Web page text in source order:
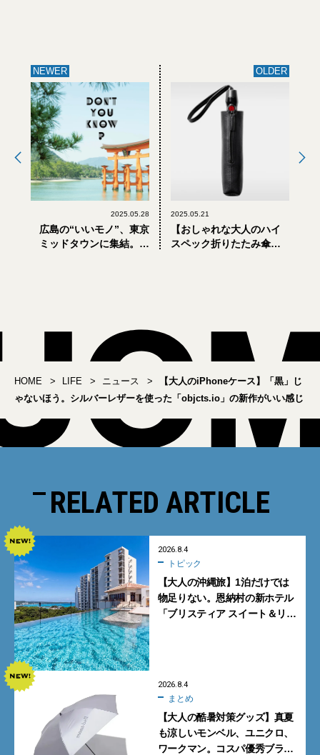
NEWER
2025.05.28
広島の“いいモノ”、東京
ミッドタウンに集結。伝
OLDER
2025.05.21
【おしゃれな大人のハイ
スペック折りたたみ傘】
HOME LIFE ニュース
【大人のiPhoneケース】「黒」じ
ゃないほう。シルバーレザーを使った「objcts.io」の新作がいい感じ
RELATED ARTICLE
2026.8.4
トピック
【大人の沖縄旅】1泊だけでは
物足りない。恩納村の新ホテル
「ブリスティア スイート＆リ
2026.8.4
まとめ
【大人の酷暑対策グッズ】真夏
も涼しいモンベル、ユニクロ、
ワークマン。コスパ優秀ブラン